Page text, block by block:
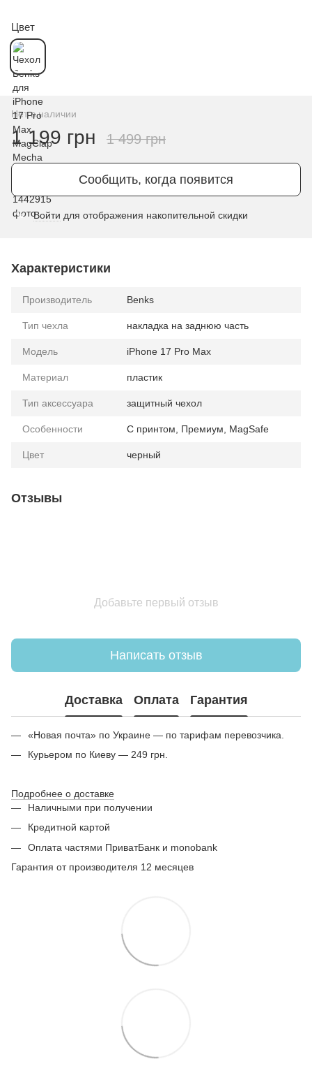
Цвет
Нет в наличии
1 199 грн 1 499 грн
Сообщить, когда появится
% Войти для отображения накопительной скидки
Характеристики
Производитель Benks
Тип чехла накладка на заднюю часть
Модель iPhone 17 Pro Max
Материал пластик
Тип аксессуара защитный чехол
Особенности С принтом, Премиум, MagSafe
Цвет черный
Отзывы
Добавьте первый отзыв
Написать отзыв
Доставка Оплата Гарантия
«Новая почта» по Украине — по тарифам перевозчика.
Курьером по Киеву — 249 грн.
Подробнее о доставке
Наличными при получении
Кредитной картой
Оплата частями ПриватБанк и monobank
Гарантия от производителя 12 месяцев